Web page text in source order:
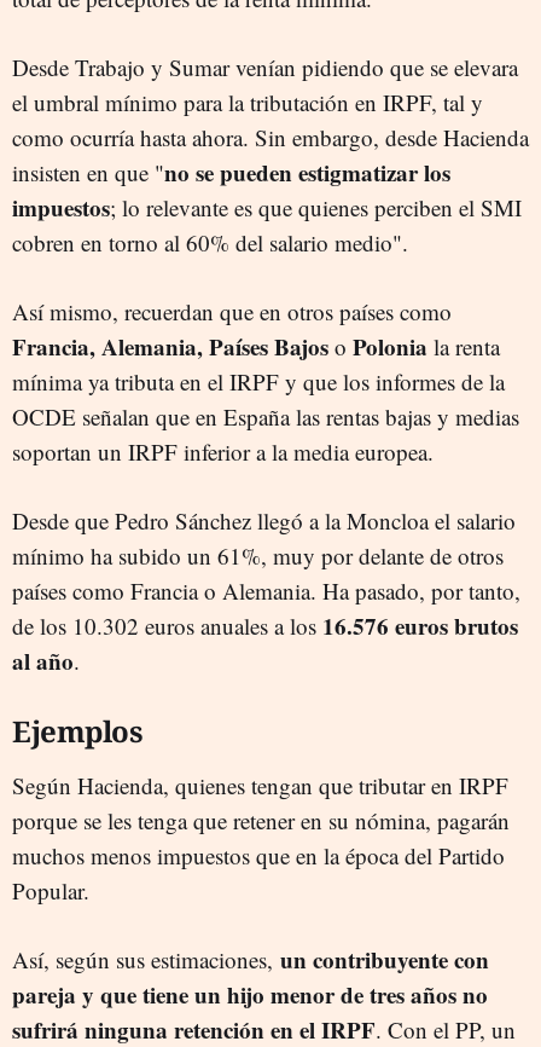
Desde Trabajo y Sumar venían pidiendo que se elevara
el umbral mínimo para la tributación en IRPF, tal y
como ocurría hasta ahora. Sin embargo, desde Hacienda
insisten en que "no se pueden estigmatizar los
impuestos; lo relevante es que quienes perciben el SMI
cobren en torno al 60% del salario medio".
Así mismo, recuerdan que en otros países como
Francia, Alemania, Países Bajos o Polonia la renta
mínima ya tributa en el IRPF y que los informes de la
OCDE señalan que en España las rentas bajas y medias
soportan un IRPF inferior a la media europea.
Desde que Pedro Sánchez llegó a la Moncloa el salario
mínimo ha subido un 61%, muy por delante de otros
países como Francia o Alemania. Ha pasado, por tanto,
de los 10.302 euros anuales a los 16.576 euros brutos
al año.
Ejemplos
Según Hacienda, quienes tengan que tributar en IRPF
porque se les tenga que retener en su nómina, pagarán
muchos menos impuestos que en la época del Partido
Popular.
Así, según sus estimaciones, un contribuyente con
pareja y que tiene un hijo menor de tres años no
sufrirá ninguna retención en el IRPF. Con el PP, un